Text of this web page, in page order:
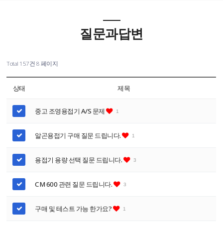
질문과답변
Total 157건 8 페이지
상태 제목
중고 조영용접기 A/S 문제 1
알곤용접기 구매 질문 드립니다. 1
용접기 용량 선택 질문 드립니다. 3
CM 600 관련 질문 드립니다. 3
구매 및 테스트 가능 한가요? 1